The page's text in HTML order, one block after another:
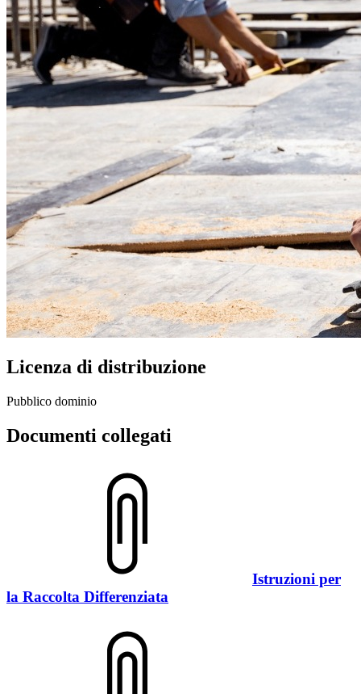
Licenza di distribuzione
Pubblico dominio
Documenti collegati
Istruzioni per
la Raccolta Differenziata